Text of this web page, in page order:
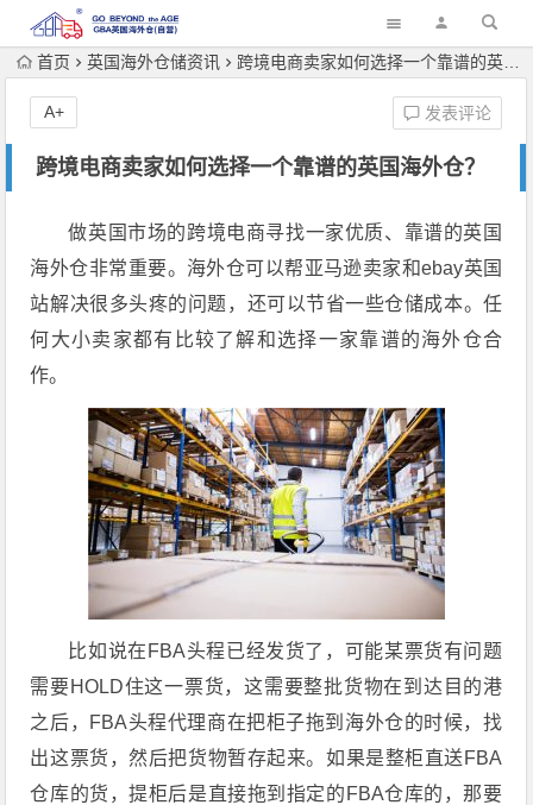
首页 英国海外仓储资讯 跨境电商卖家如何选择一个靠谱的英国海外仓？
跨境电商卖家如何选择一个靠谱的英国海外仓？
发表评论
A+
做英国市场的跨境电商寻找一家优质、靠谱的英国
海外仓非常重要。海外仓可以帮亚马逊卖家和ebay英国
站解决很多头疼的问题，还可以节省一些仓储成本。任
何大小卖家都有比较了解和选择一家靠谱的海外仓合
作。
比如说在FBA头程已经发货了，可能某票货有问题
需要HOLD住这一票货，这需要整批货物在到达目的港
之后，FBA头程代理商在把柜子拖到海外仓的时候，找
出这票货，然后把货物暂存起来。如果是整柜直送FBA
仓库的货，提柜后是直接拖到指定的FBA仓库的，那要